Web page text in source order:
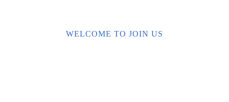
WELCOME TO JOIN US